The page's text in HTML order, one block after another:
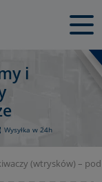
i
Wysyłka w 24h
(wtrysków) –